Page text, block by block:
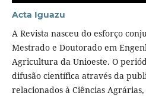
Acta Iguazu
A Revista nasceu do esforço
Mestrado e Doutorado em
Agricultura da Unioeste. O
difusão científica através da
relacionados à Ciências